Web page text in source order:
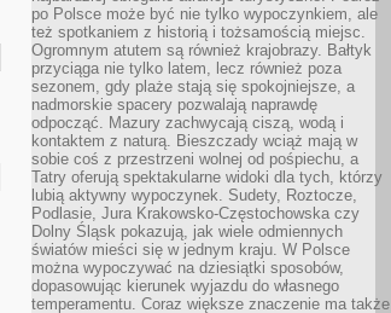
po Polsce może być nie tylko wypoczynkiem, ale
też spotkaniem z historią i tożsamością miejsc.
Ogromnym atutem są również krajobrazy. Bałtyk
przyciąga nie tylko latem, lecz również poza
sezonem, gdy plaże stają się spokojniejsze, a
nadmorskie spacery pozwalają naprawdę
odpocząć. Mazury zachwycają ciszą, wodą i
kontaktem z naturą. Bieszczady wciąż mają w
sobie coś z przestrzeni wolnej od pośpiechu, a
Tatry oferują spektakularne widoki dla tych, którzy
lubią aktywny wypoczynek. Sudety, Roztocze,
Podlasie, Jura Krakowsko-Częstochowska czy
Dolny Śląsk pokazują, jak wiele odmiennych
światów mieści się w jednym kraju. W Polsce
można wypoczywać na dziesiątki sposobów,
dopasowując kierunek wyjazdu do własnego
temperamentu. Coraz większe znaczenie ma także